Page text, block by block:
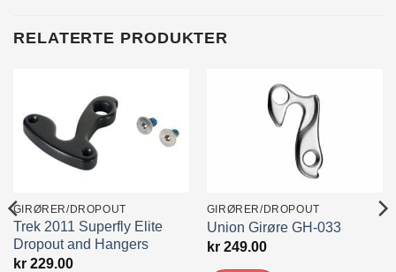
RELATERTE PRODUKTER
GIRØRER/DROPOUT
Trek 2011 Superfly Elite
Dropout and Hangers
kr229.00
GIRØRER/DROPOUT
Union Girøre GH-033
kr249.00